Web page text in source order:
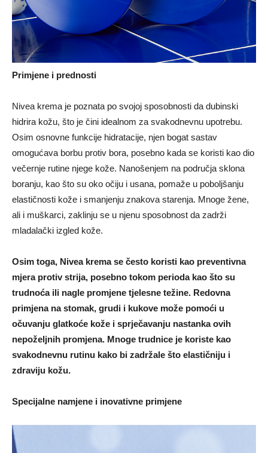
Primjene i prednosti
Nivea krema je poznata po svojoj sposobnosti da dubinski
hidrira kožu, što je čini idealnom za svakodnevnu upotrebu.
Osim osnovne funkcije hidratacije, njen bogat sastav
omogućava borbu protiv bora, posebno kada se koristi kao dio
večernje rutine njege kože. Nanošenjem na područja sklona
boranju, kao što su oko očiju i usana, pomaže u poboljšanju
elastičnosti kože i smanjenju znakova starenja. Mnoge žene,
ali i muškarci, zaklinju se u njenu sposobnost da zadrži
mladalački izgled kože.
Osim toga, Nivea krema se često koristi kao preventivna
mjera protiv strija, posebno tokom perioda kao što su
trudnoća ili nagle promjene tjelesne težine. Redovna
primjena na stomak, grudi i kukove može pomoći u
očuvanju glatkoće kože i sprječavanju nastanka ovih
nepoželjnih promjena. Mnoge trudnice je koriste kao
svakodnevnu rutinu kako bi zadržale što elastičniju i
zdraviju kožu.
Specijalne namjene i inovativne primjene